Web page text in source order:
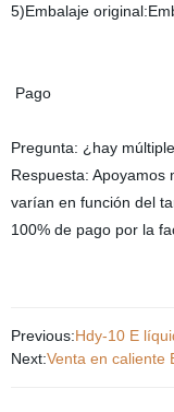
5)Embalaje
Pago
Pregunta: ¿hay
Respuesta: Apoyamos
varían en función del
100% de pago por la
Previous:Hdy-10 E
Next:Venta en caliente